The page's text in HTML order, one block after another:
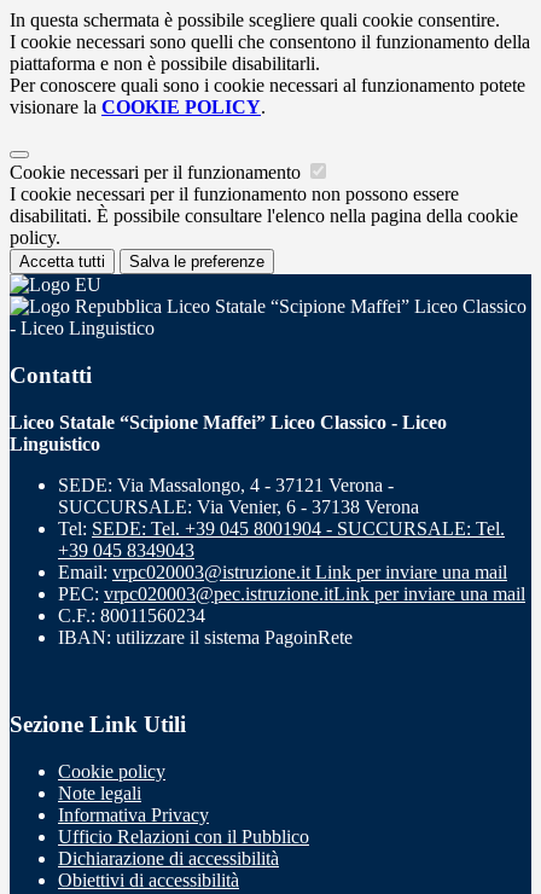
In questa schermata è possibile scegliere quali cookie consentire.
I cookie necessari sono quelli che consentono il funzionamento della
piattaforma e non è possibile disabilitarli.
Per conoscere quali sono i cookie necessari al funzionamento potete
visionare la COOKIE POLICY.
Cookie necessari per il funzionamento
I cookie necessari per il funzionamento non possono essere
disabilitati. È possibile consultare l'elenco nella pagina della cookie
policy.
Accetta tutti Salva le preferenze
Liceo Statale “Scipione Maffei” Liceo Classico
- Liceo Linguistico
Contatti
Liceo Statale “Scipione Maffei” Liceo Classico - Liceo
Linguistico
SEDE: Via Massalongo, 4 - 37121 Verona -
SUCCURSALE: Via Venier, 6 - 37138 Verona
Tel: SEDE: Tel. +39 045 8001904 - SUCCURSALE: Tel.
+39 045 8349043
Email: vrpc020003@istruzione.it Link per inviare una mail
PEC: vrpc020003@pec.istruzione.itLink per inviare una mail
C.F.: 80011560234
IBAN: utilizzare il sistema PagoinRete
Sezione Link Utili
Cookie policy
Note legali
Informativa Privacy
Ufficio Relazioni con il Pubblico
Dichiarazione di accessibilità
Obiettivi di accessibilità